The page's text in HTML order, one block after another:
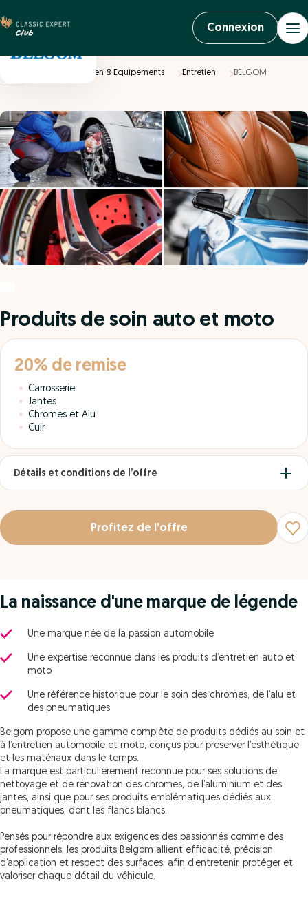
Connexion
Entretien & Equipements Entretien BELGOM
La naissance d'une marque de légende
Une marque née de la passion automobile
Une expertise reconnue dans les produits d’entretien auto et
moto
Une référence historique pour le soin des chromes, de l’alu et
des pneumatiques
Belgom propose une gamme complète de produits dédiés au soin et
à l’entretien automobile et moto, conçus pour préserver l’esthétique
et les matériaux dans le temps.
La marque est particulièrement reconnue pour ses solutions de
nettoyage et de rénovation des chromes, de l’aluminium et des
jantes, ainsi que pour ses produits emblématiques dédiés aux
pneumatiques, dont les flancs blancs.
Pensés pour répondre aux exigences des passionnés comme des
professionnels, les produits Belgom allient efficacité, précision
d’application et respect des surfaces, afin d’entretenir, protéger et
valoriser chaque détail du véhicule.
Produits de soin auto et moto
20% de remise
Carrosserie
Jantes
Chromes et Alu
Cuir
Détails et conditions de l’offre
Profitez de l’offre